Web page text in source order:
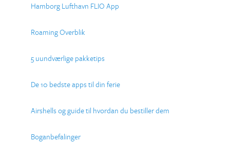
Hamborg Lufthavn FLIO App
Roaming Overblik
5 uundværlige pakketips
De 10 bedste apps til din ferie
Airshells og guide til hvordan du bestiller dem
Boganbefalinger